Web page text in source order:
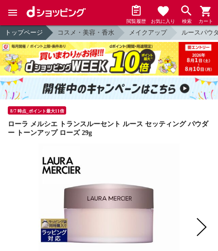
閲覧履歴 お気に入り 検索 カート
トップページ コスメ・美容・香水 メイクアップ ルースパウ
8/7 時点_ポイント最大11倍
ローラ メルシエ トランスルーセント ルース セッティング パウダ
ー トーンアップ ローズ 29g